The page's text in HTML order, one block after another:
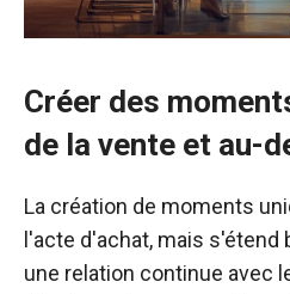
Créer des
de la vente et au-
La création de moments
l'acte d'achat, mais s'étend
une relation continue avec